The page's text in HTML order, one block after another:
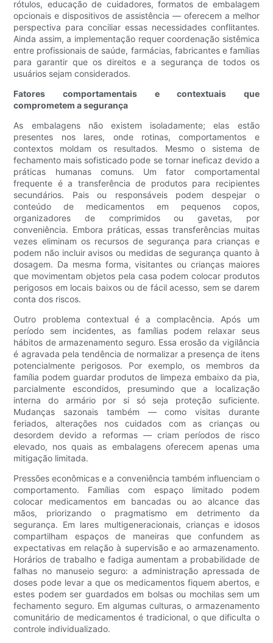
rótulos, educação de cuidadores, formatos de embalagem
opcionais e dispositivos de assistência — oferecem a melhor
perspectiva para conciliar essas necessidades conflitantes.
Ainda assim, a implementação requer coordenação sistêmica
entre profissionais de saúde, farmácias, fabricantes e famílias
para garantir que os direitos e a segurança de todos os
usuários sejam considerados.
Fatores comportamentais e contextuais que
comprometem a segurança
As embalagens não existem isoladamente; elas estão
presentes nos lares, onde rotinas, comportamentos e
contextos moldam os resultados. Mesmo o sistema de
fechamento mais sofisticado pode se tornar ineficaz devido a
práticas humanas comuns. Um fator comportamental
frequente é a transferência de produtos para recipientes
secundários. Pais ou responsáveis ​​podem despejar o
conteúdo de medicamentos em pequenos copos,
organizadores de comprimidos ou gavetas, por
conveniência. Embora práticas, essas transferências muitas
vezes eliminam os recursos de segurança para crianças e
podem não incluir avisos ou medidas de segurança quanto à
dosagem. Da mesma forma, visitantes ou crianças maiores
que movimentam objetos pela casa podem colocar produtos
perigosos em locais baixos ou de fácil acesso, sem se darem
conta dos riscos.
Outro problema contextual é a complacência. Após um
período sem incidentes, as famílias podem relaxar seus
hábitos de armazenamento seguro. Essa erosão da vigilância
é agravada pela tendência de normalizar a presença de itens
potencialmente perigosos. Por exemplo, os membros da
família podem guardar produtos de limpeza embaixo da pia,
parcialmente escondidos, presumindo que a localização
interna do armário por si só seja proteção suficiente.
Mudanças sazonais também — como visitas durante
feriados, alterações nos cuidados com as crianças ou
desordem devido a reformas — criam períodos de risco
elevado, nos quais as embalagens oferecem apenas uma
mitigação limitada.
Pressões econômicas e a conveniência também influenciam o
comportamento. Famílias com espaço limitado podem
colocar medicamentos em bancadas ou ao alcance das
mãos, priorizando o pragmatismo em detrimento da
segurança. Em lares multigeneracionais, crianças e idosos
compartilham espaços de maneiras que confundem as
expectativas em relação à supervisão e ao armazenamento.
Horários de trabalho e fadiga aumentam a probabilidade de
falhas no manuseio seguro: a administração apressada de
doses pode levar a que os medicamentos fiquem abertos, e
estes podem ser guardados em bolsas ou mochilas sem um
fechamento seguro. Em algumas culturas, o armazenamento
comunitário de medicamentos é tradicional, o que dificulta o
controle individualizado.